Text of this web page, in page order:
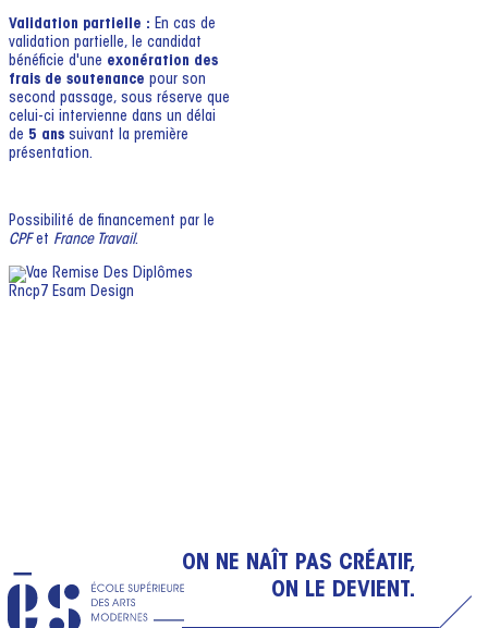
Validation partielle : En cas de
validation partielle, le candidat
bénéficie d'une exonération des
frais de soutenance pour son
second passage, sous réserve que
celui-ci intervienne dans un délai
de 5 ans suivant la première
présentation.
Possibilité de financement par le
CPFet France Travail.
ON NE NAÎT PAS CRÉATIF,
ON LE DEVIENT.